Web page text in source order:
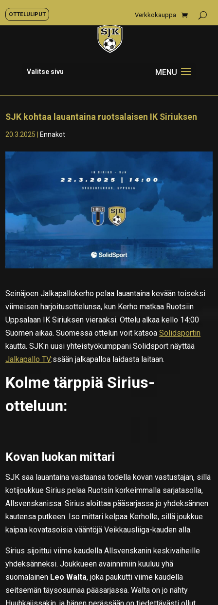
OTTELULIPUT Verkkokauppa
Valitse sivu
SJK kohtaa lauantaina ruotsalaisen IK Siriuksen
20.3.2025 Ennakot
Seinäjoen Jalkapallokerho pelaa lauantaina kevään toiseksi
viimeisen harjoitusottelunsa, kun Kerho matkaa Ruotsiin
Uppsalaan IK Siriuksen vieraaksi. Ottelu alkaa kello 14:00
Suomen aikaa. Suomessa ottelun voit katsoaSolidsportin
kautta. SJK:n uusi yhteistyökumppani Solidsport näyttää
Jalkapallo TV:ssään jalkapalloa laidasta laitaan.
Kolme tärppiä Sirius-
otteluun:
Kovan luokan mittari
SJK saa lauantaina vastaansa todella kovan vastustajan, sillä
kotijoukkue Sirius pelaa Ruotsin korkeimmalla sarjatasolla,
Allsvenskanissa. Sirius aloittaa pääsarjassa jo yhdeksännen
kautensa putkeen. Iso mittari kelpaa Kerholle, sillä joukkue
kaipaa kovatasoisia vääntöjä Veikkausliiga-kauden alla.
Sirius sijoittui viime kaudella Allsvenskanin keskivaiheille
yhdeksänneksi. Joukkueen avainnimiin kuuluu yhä
suomalainen Leo Walta, joka paukutti viime kaudella
seitsemän täysosumaa pääsarjassa. Walta on jo nähty
Huuhkajissakin, ja hänen perässään on tiedettävästi ollut